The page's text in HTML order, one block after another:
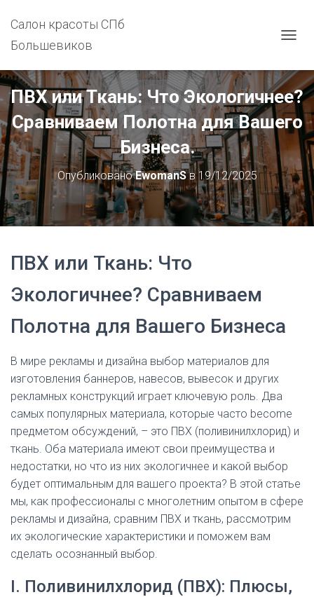
Салон красоты СПб
Большевиков
Р
К
Л
Ю
И
Т
Ь
Н
А
В
ПВХ или Ткань: Что Экологичнее?
Сравниваем Полотна для Вашего
Бизнеса.
ОпубликованоEwomanSв19/12/2025
ПВХ или Ткань: Что
Экологичнее? Сравниваем
Полотна для Вашего Бизнеса
В мире рекламы и дизайна выбор материалов для
изготовления баннеров, навесов, вывесок и других
рекламных конструкций играет ключевую роль. Два
самых популярных материала, которые часто become
предметом обсуждений, – это ПВХ (поливинилхлорид) и
ткань. Оба материала имеют свои преимущества и
недостатки, но что из них экологичнее и какой выбор
будет оптимальным для вашего проекта? В этой статье
мы, как профессионалы с многолетним опытом в сфере
рекламы и дизайна, сравним ПВХ и ткань, рассмотрим
их экологические характеристики и поможем вам
сделать осознанный выбор.
I. Поливинилхлорид (ПВХ): Плюсы,